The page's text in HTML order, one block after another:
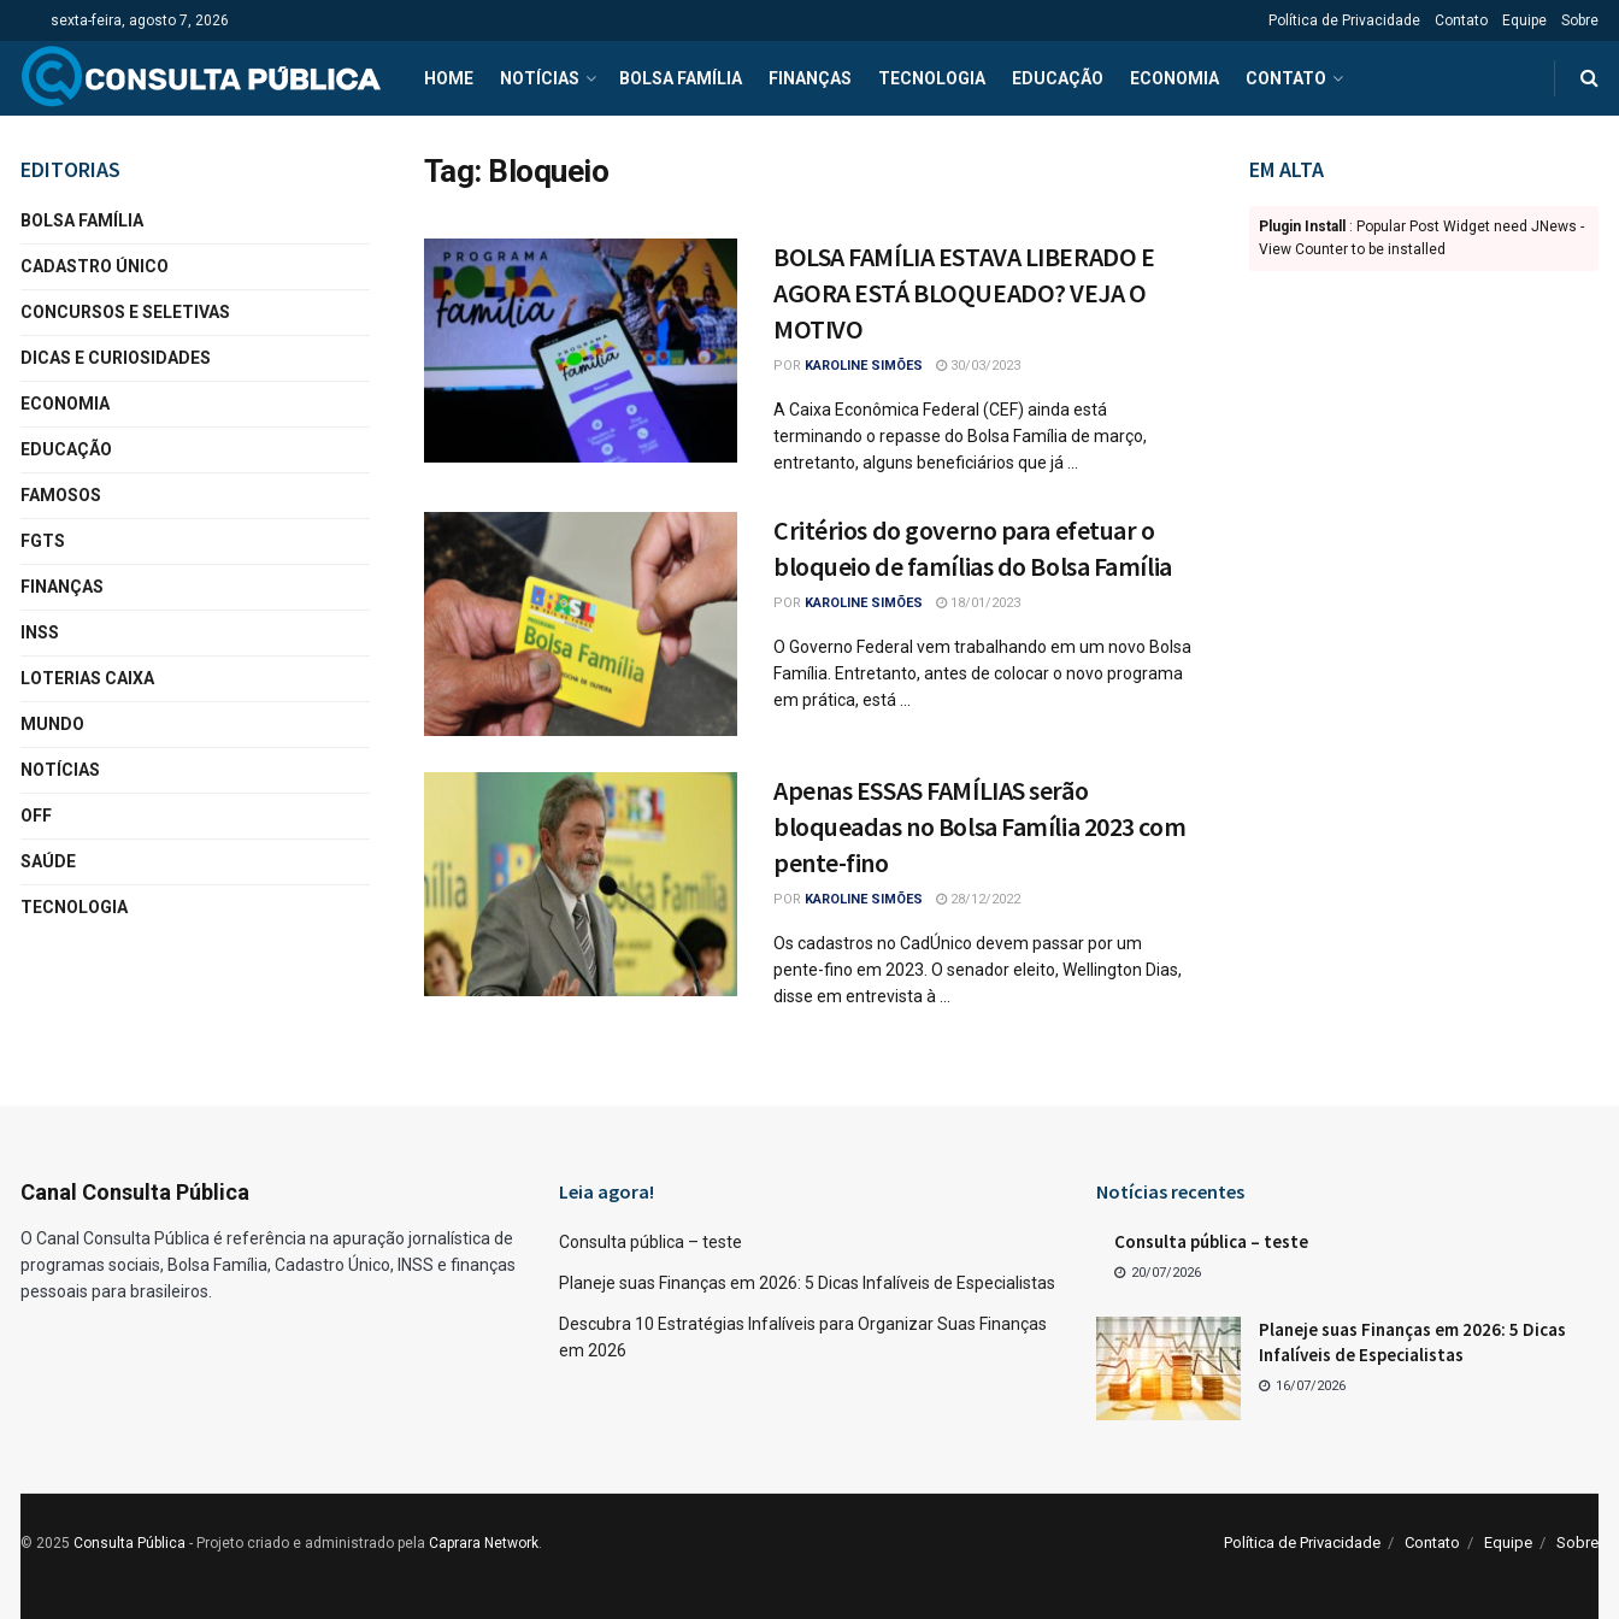
sexta-feira, agosto 7, 2026 Política de Privacidade Contato Equipe Sobre
HOME NOTÍCIAS BOLSA FAMÍLIA FINANÇAS TECNOLOGIA EDUCAÇÃO ECONOMIA CONTATO
Tag: Bloqueio
BOLSA FAMÍLIA ESTAVA LIBERADO E
AGORA ESTÁ BLOQUEADO? VEJA O
MOTIVO
POR KAROLINE SIMÕES 30/03/2023
A Caixa Econômica Federal (CEF) ainda está
terminando o repasse do Bolsa Família de março,
entretanto, alguns beneficiários que já ...
Critérios do governo para efetuar o
bloqueio de famílias do Bolsa Família
POR KAROLINE SIMÕES 18/01/2023
O Governo Federal vem trabalhando em um novo Bolsa
Família. Entretanto, antes de colocar o novo programa
em prática, está ...
Apenas ESSAS FAMÍLIAS serão
bloqueadas no Bolsa Família 2023 com
pente-fino
POR KAROLINE SIMÕES 28/12/2022
Os cadastros no CadÚnico devem passar por um
pente-fino em 2023. O senador eleito, Wellington Dias,
disse em entrevista à ...
EDITORIAS
BOLSA FAMÍLIA
CADASTRO ÚNICO
CONCURSOS E SELETIVAS
DICAS E CURIOSIDADES
ECONOMIA
EDUCAÇÃO
FAMOSOS
FGTS
FINANÇAS
INSS
LOTERIAS CAIXA
MUNDO
NOTÍCIAS
OFF
SAÚDE
TECNOLOGIA
EM ALTA
Plugin Install
: Popular Post Widget need JNews -
View Counter to be installed
Canal Consulta Pública
O Canal Consulta Pública é referência na apuração jornalística de
programas sociais, Bolsa Família, Cadastro Único, INSS e finanças
pessoais para brasileiros.
Leia agora!
Consulta pública – teste
Planeje suas Finanças em 2026: 5 Dicas Infalíveis de Especialistas
Descubra 10 Estratégias Infalíveis para Organizar Suas Finanças
em 2026
Notícias recentes
Consulta pública – teste
20/07/2026
Planeje suas Finanças em 2026: 5 Dicas
Infalíveis de Especialistas
16/07/2026
Política de Privacidade Contato Equipe Sobre
© 2025 Consulta Pública - Projeto criado e administrado pela Caprara Network